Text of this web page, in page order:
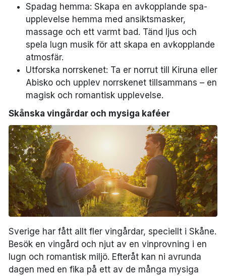
Spadag hemma: Skapa en avkopplande spa-
upplevelse hemma med ansiktsmasker,
massage och ett varmt bad. Tänd ljus och
spela lugn musik för att skapa en avkopplande
atmosfär.
Utforska norrskenet: Ta er norrut till Kiruna eller
Abisko och upplev norrskenet tillsammans – en
magisk och romantisk upplevelse.
Skånska vingårdar och mysiga kaféer
Sverige har fått allt fler vingårdar, speciellt i Skåne.
Besök en vingård och njut av en vinprovning i en
lugn och romantisk miljö. Efteråt kan ni avrunda
dagen med en fika på ett av de många mysiga